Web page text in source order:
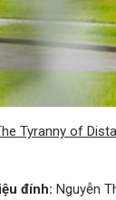
Tyranny of
đính: Nguyễn